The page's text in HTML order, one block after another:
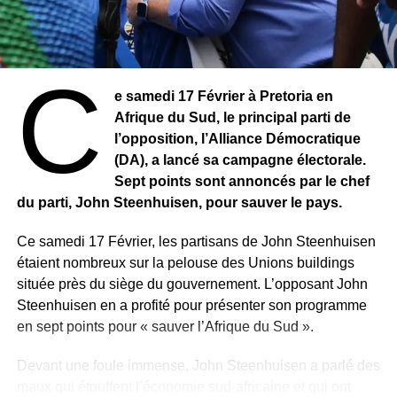
parquet, à caractériser la corruption et le trafic d’influence.
L’ancien président se défend en ces termes : «je n’ai
avocate, Me Jacqueline Lafont s’est acharnée contre le
parquet et a déclaré qu’elle a «surtout entendu trois
semaines d’audience et un parquet muet, un parquet
inexistant, un parquet qui ne réagissait jamais, un parquet
qui était mis chaque jour un peu plus face aux failles, à
l’inexistence, à la vacuité de son accusation. »
RELATED TOPICS:
UP NEXT
ÉTATS-UNIS : La vaccination contre la Covid-19
débute ce lundi
ETATS-UNIS : Joe Biden choisit un Afro-
C
e samedi 17 Février à Pretoria en
Afrique du Sud, le principal parti de
l’opposition, l’Alliance Démocratique
(DA), a lancé sa campagne électorale.
Sept points sont annoncés par le chef
du parti, John Steenhuisen, pour sauver le pays.
Ce samedi 17 Février, les partisans de John Steenhuisen
étaient nombreux sur la pelouse des Unions buildings
située près du siège du gouvernement. L’opposant John
Steenhuisen en a profité pour présenter son programme
en sept points pour « sauver l’Afrique du Sud ».
Devant une foule immense, John Steenhuisen a parlé des